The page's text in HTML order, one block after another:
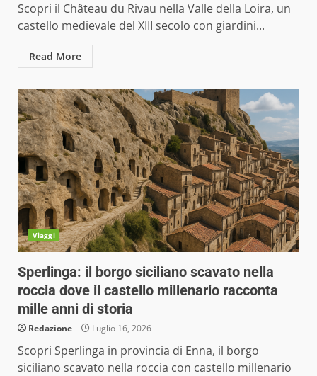
Scopri il Château du Rivau nella Valle della Loira, un
castello medievale del XIII secolo con giardini...
Read More
Viaggi
Sperlinga: il borgo siciliano scavato nella
roccia dove il castello millenario racconta
mille anni di storia
Redazione Luglio 16, 2026
Scopri Sperlinga in provincia di Enna, il borgo
siciliano scavato nella roccia con castello millenario